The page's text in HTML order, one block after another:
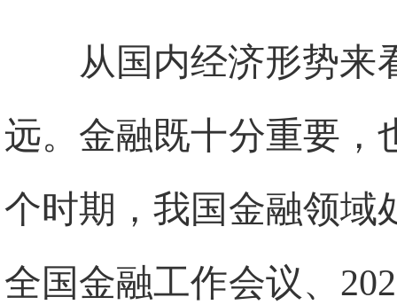
从国内经济形势来
远。金融既十分重要，
个时期，我国金融领域
全国金融工作会议、